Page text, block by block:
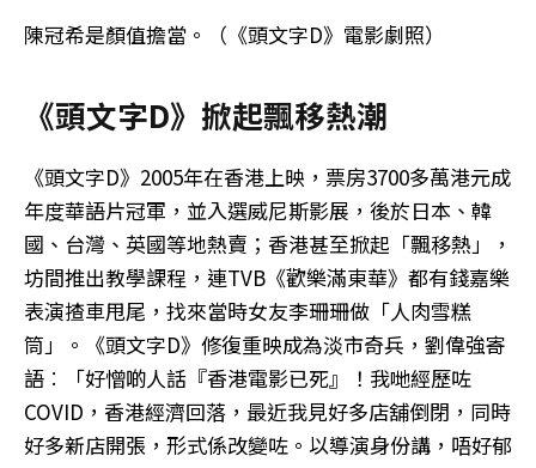
陳冠希是顏值擔當。（《頭文字D》電影劇照）
《頭文字D》掀起飄移熱潮
《頭文字D》2005年在香港上映，票房3700多萬港元成
年度華語片冠軍，並入選威尼斯影展，後於日本、韓
國、台灣、英國等地熱賣；香港甚至掀起「飄移熱」，
坊間推出教學課程，連TVB《歡樂滿東華》都有錢嘉樂
表演揸車甩尾，找來當時女友李珊珊做「人肉雪糕
筒」。《頭文字D》修復重映成為淡市奇兵，劉偉強寄
語︰「好憎啲人話『香港電影已死』！我哋經歷咗
COVID，香港經濟回落，最近我見好多店舖倒閉，同時
好多新店開張，形式係改變咗。以導演身份講，唔好郁